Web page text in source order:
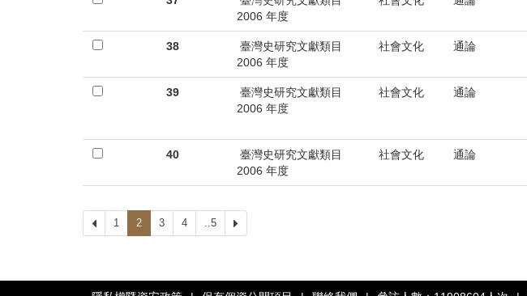
2006 年度
38
臺灣史研究文獻類目
2006 年度
社會文化 通論
39
臺灣史研究文獻類目
2006 年度
社會文化 通論
40
臺灣史研究文獻類目
2006 年度
社會文化 通論
上
一
1 2 3 4 ..5
一